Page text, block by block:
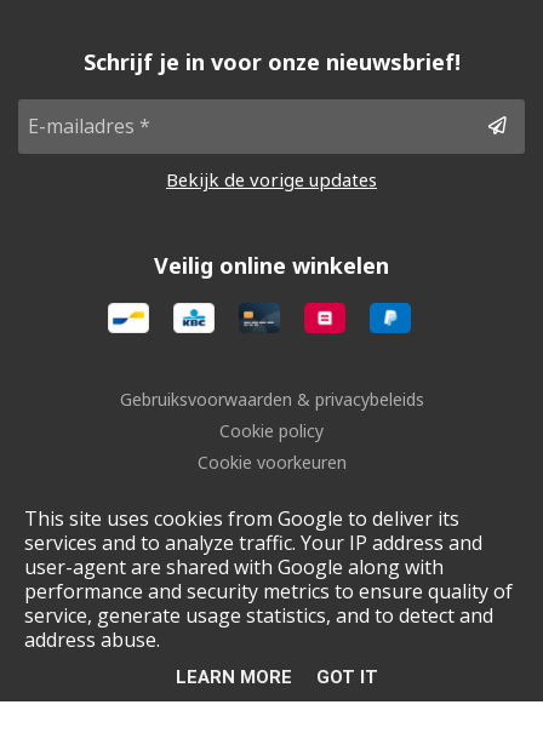
Schrijf je in voor onze nieuwsbrief!
Bekijk de vorige updates
Veilig online winkelen
Gebruiksvoorwaarden & privacybeleids
Cookie policy
Cookie voorkeuren
Login
UP-TO-DATE WebDesign
This site uses cookies from Google to deliver its
services and to analyze traffic. Your IP address and
user-agent are shared with Google along with
performance and security metrics to ensure quality of
service, generate usage statistics, and to detect and
address abuse.
LEARN MORE GOT IT